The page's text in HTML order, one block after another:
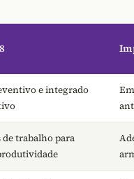
e integrado
de trabalho para